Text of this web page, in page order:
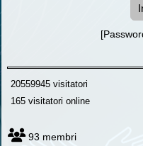
20559945 visitatori
165 visitatori online
93 membri